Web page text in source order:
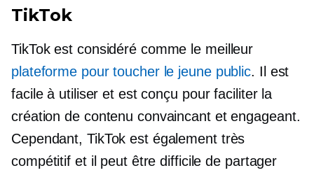
TikTok
TikTok est considéré comme le meilleur
plateforme pour toucher le jeune public. Il est
facile à utiliser et est conçu pour faciliter la
création de contenu convaincant et engageant.
Cependant, TikTok est également très
compétitif et il peut être difficile de partager